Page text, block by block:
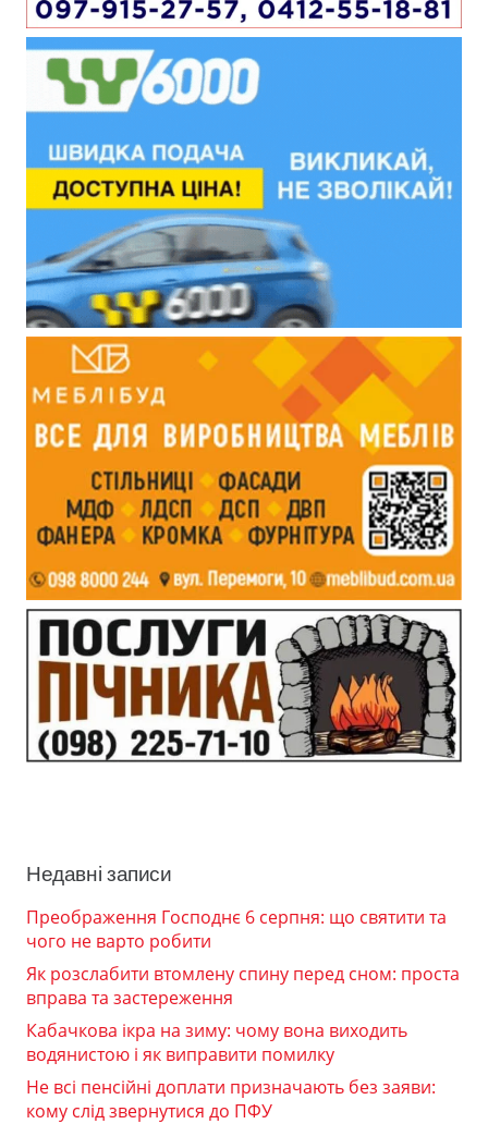
Недавні записи
Преображення Господнє 6 серпня: що святити та
чого не варто робити
Як розслабити втомлену спину перед сном: проста
вправа та застереження
Кабачкова ікра на зиму: чому вона виходить
водянистою і як виправити помилку
Не всі пенсійні доплати призначають без заяви:
кому слід звернутися до ПФУ